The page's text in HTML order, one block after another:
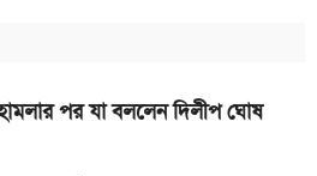
নিয়ে নতুন বার্তা
০৭ আগস্ট ২০২৬
জানাল শিক্ষা বোর্ড
পর যা বললেন দিলীপ ঘোষ